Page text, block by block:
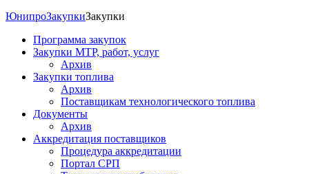
ЮнипроЗакупкиЗакупки
Программа закупок
Закупки МТР, работ, услуг
Архив
Закупки топлива
Архив
Поставщикам технологического топлива
Документы
Архив
Аккредитация поставщиков
Процедура аккредитации
Портал СРП